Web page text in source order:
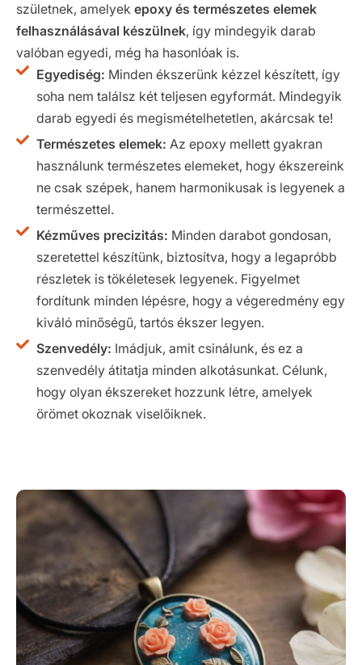
születnek, amelyek epoxy és természetes elemek
felhasználásával készülnek, így mindegyik darab
valóban egyedi, még ha hasonlóak is.
Egyediség: Minden ékszerünk kézzel készített, így
soha nem találsz két teljesen egyformát. Mindegyik
darab egyedi és megismételhetetlen, akárcsak te!
Természetes elemek: Az epoxy mellett gyakran
használunk természetes elemeket, hogy ékszereink
ne csak szépek, hanem harmonikusak is legyenek a
természettel.
Kézműves precizitás: Minden darabot gondosan,
szeretettel készítünk, biztosítva, hogy a legapróbb
részletek is tökéletesek legyenek. Figyelmet
fordítunk minden lépésre, hogy a végeredmény egy
kiváló minőségű, tartós ékszer legyen.
Szenvedély: Imádjuk, amit csinálunk, és ez a
szenvedély átitatja minden alkotásunkat. Célunk,
hogy olyan ékszereket hozzunk létre, amelyek
örömet okoznak viselőiknek.